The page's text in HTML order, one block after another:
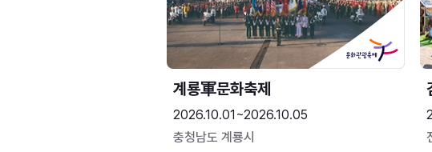
2026.10.01~2026.10.05
충청남도 계룡시